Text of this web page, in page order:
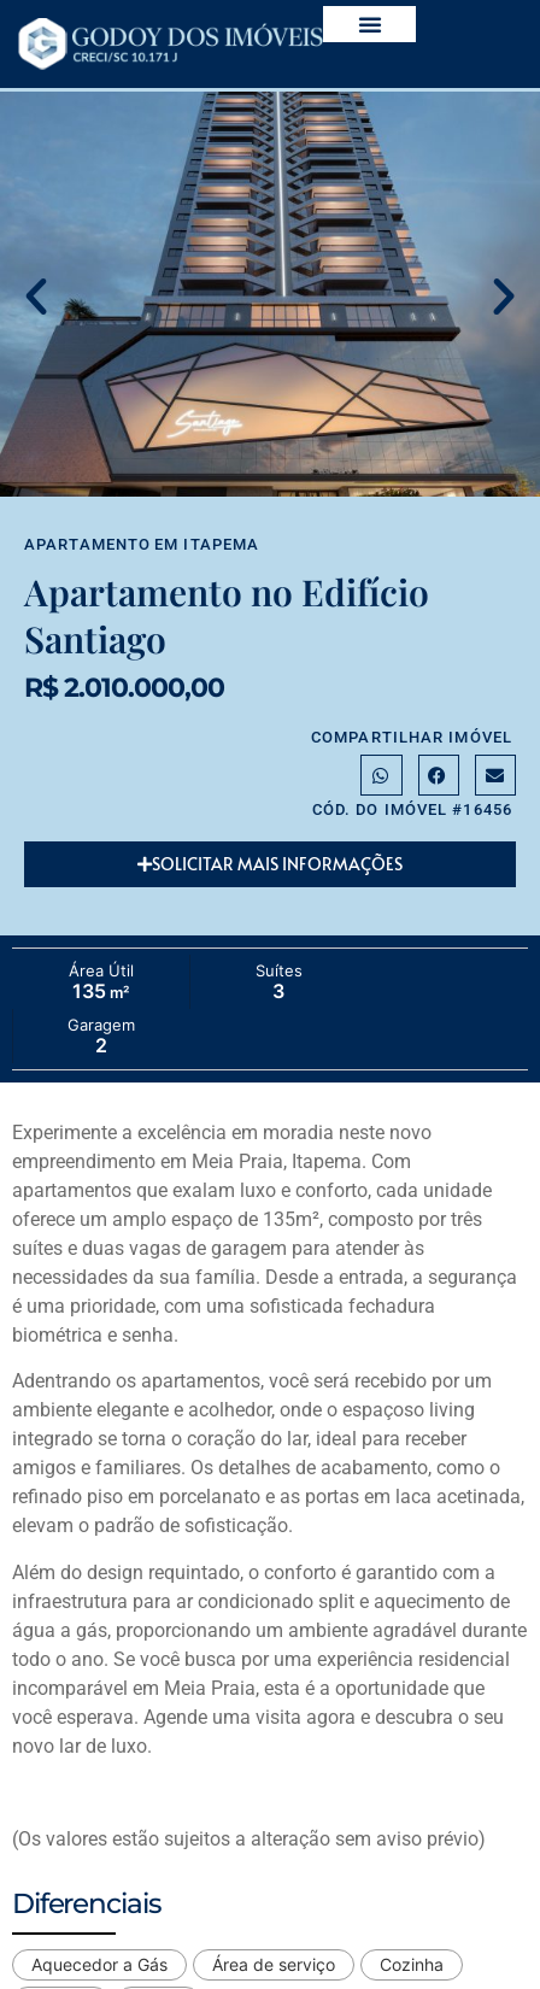
APARTAMENTO EM ITAPEMA
Apartamento no Edifício
Santiago
R$ 2.010.000,00
COMPARTILHAR IMÓVEL
CÓD. DO IMÓVEL #16456
SOLICITAR MAIS INFORMAÇÕES
Área Útil
135 m²
Suítes
3
Garagem
2
Experimente a excelência em moradia neste novo
empreendimento em Meia Praia, Itapema. Com
apartamentos que exalam luxo e conforto, cada unidade
oferece um amplo espaço de 135m², composto por três
suítes e duas vagas de garagem para atender às
necessidades da sua família. Desde a entrada, a segurança
é uma prioridade, com uma sofisticada fechadura
biométrica e senha.
Adentrando os apartamentos, você será recebido por um
ambiente elegante e acolhedor, onde o espaçoso living
integrado se torna o coração do lar, ideal para receber
amigos e familiares. Os detalhes de acabamento, como o
refinado piso em porcelanato e as portas em laca acetinada,
elevam o padrão de sofisticação.
Além do design requintado, o conforto é garantido com a
infraestrutura para ar condicionado split e aquecimento de
água a gás, proporcionando um ambiente agradável durante
todo o ano. Se você busca por uma experiência residencial
incomparável em Meia Praia, esta é a oportunidade que
você esperava. Agende uma visita agora e descubra o seu
novo lar de luxo.
(Os valores estão sujeitos a alteração sem aviso prévio)
Diferenciais
Aquecedor a Gás Área de serviço
Cozinha